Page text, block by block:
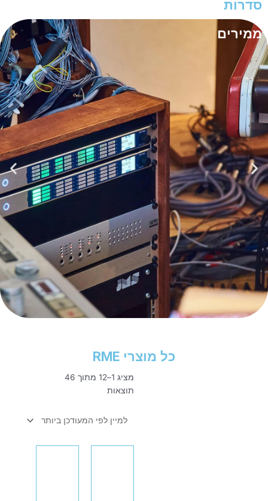
סדרות
ממירים
כל מוצרי RME
מציג 1–12 מתוך 46
תוצאות
ממוין
לפי
העדכני